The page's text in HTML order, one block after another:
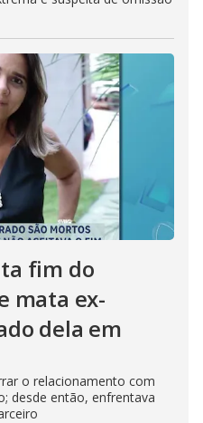
fim do
mata ex-
dela em
o relacionamento com
desde então, enfrentava